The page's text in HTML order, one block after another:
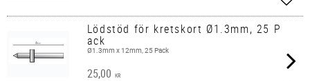
Lödstöd för kretskort Ø1.3mm, 25 P
ack
Ø1.3mm x 12mm, 25 Pack
25,00 KR